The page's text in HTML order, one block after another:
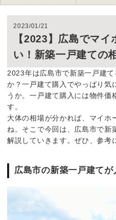
2023/01/21
【2023】広島でマ
い！新築一戸建ての
2023年は広島市で新築一戸建
か？一戸建て購入でやっぱり気
うか。一戸建て購入には物件価
す。
大体の相場が分かれば、マイホ
ね。そこで今回は、広島市で新
解説していきます。ぜひ、参考
広島市の新築一戸建てが